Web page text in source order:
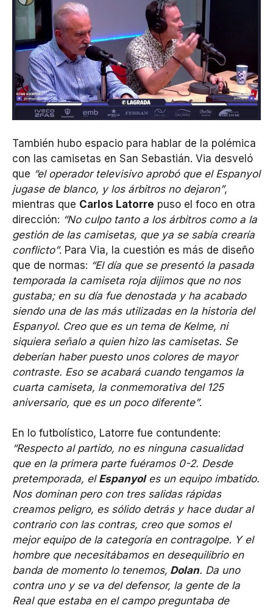
También hubo espacio para hablar de la polémica
con las camisetas en San Sebastián. Via desveló
que “el operador televisivo aprobó que el Espanyol
jugase de blanco, y los árbitros no dejaron”,
mientras que Carlos Latorre puso el foco en otra
dirección: “No culpo tanto a los árbitros como a la
gestión de las camisetas, que ya se sabía crearía
conflicto”. Para Via, la cuestión es más de diseño
que de normas: “El día que se presentó la pasada
temporada la camiseta roja dijimos que no nos
gustaba; en su día fue denostada y ha acabado
siendo una de las más utilizadas en la historia del
Espanyol. Creo que es un tema de Kelme, ni
siquiera señalo a quien hizo las camisetas. Se
deberían haber puesto unos colores de mayor
contraste. Eso se acabará cuando tengamos la
cuarta camiseta, la conmemorativa del 125
aniversario, que es un poco diferente”.
En lo futbolístico, Latorre fue contundente:
“Respecto al partido, no es ninguna casualidad
que en la primera parte fuéramos 0-2. Desde
pretemporada, el Espanyoles un equipo imbatido.
Nos dominan pero con tres salidas rápidas
creamos peligro, es sólido detrás y hace dudar al
contrario con las contras, creo que somos el
mejor equipo de la categoría en contragolpe. Y el
hombre que necesitábamos en desequilibrio en
banda de momento lo tenemos, Dolan. Da uno
contra uno y se va del defensor, la gente de la
Real que estaba en el campo preguntaba de